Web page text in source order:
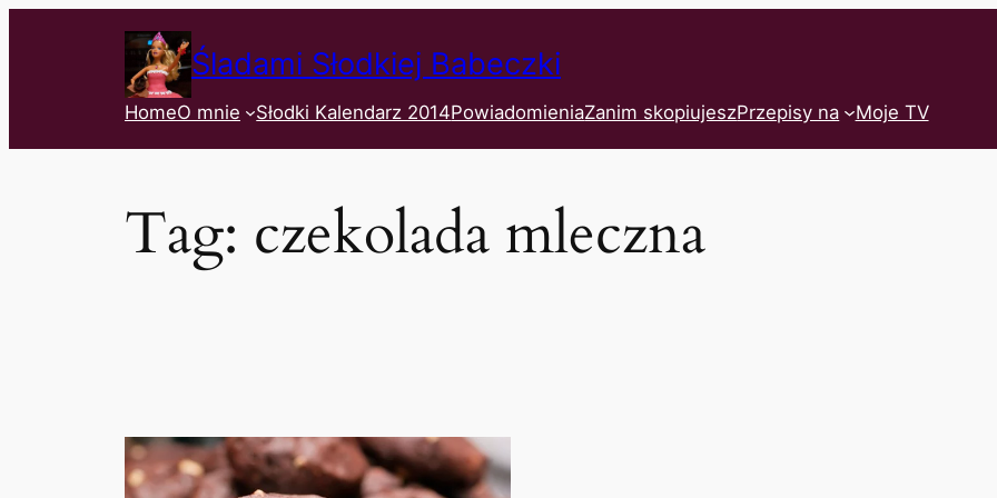
Śladami Słodkiej Babeczki
HomeO mnie Słodki Kalendarz 2014PowiadomieniaZanim skopiujeszPrzepisy na Moje TV
Tag: czekolada mleczna